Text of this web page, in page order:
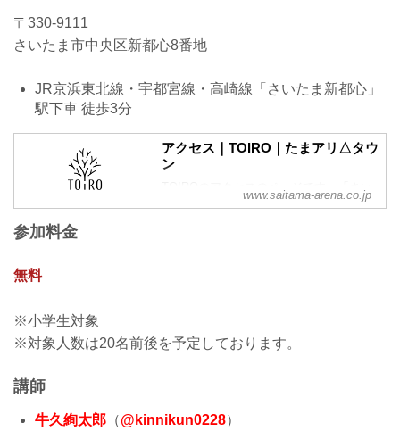
〒330-9111
さいたま市中央区新都心8番地
JR京浜東北線・宇都宮線・高崎線「さいたま新都心」
駅下車 徒歩3分
アクセス｜TOIRO｜たまアリ△タウ
ン
TOIROのアクセスのページです。「さい
たまスーパーアリーナ」、「けやきひろ
www.saitama-arena.co.jp
参加料金
無料
※小学生対象
※対象人数は20名前後を予定しております。
講師
牛久絢太郎 （@kinnikun0228）